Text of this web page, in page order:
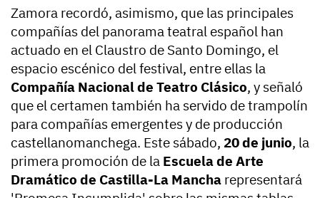
Zamora recordó, asimismo, que las principales
compañías del panorama teatral español han
actuado en el Claustro de Santo Domingo, el
espacio escénico del festival, entre ellas la
Compañía Nacional de Teatro Clásico, y señaló
que el certamen también ha servido de trampolín
para compañías emergentes y de producción
castellanomanchega. Este sábado, 20 de junio, la
primera promoción de la Escuela de Arte
Dramático de Castilla-La Mancha representará